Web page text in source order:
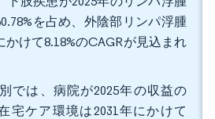
を占め、外陰部リンパ浮腫
かけて8.18%のCAGRが見込まれ
では、病院が2025年の収益の
宅ケア環境は2031年にかけて